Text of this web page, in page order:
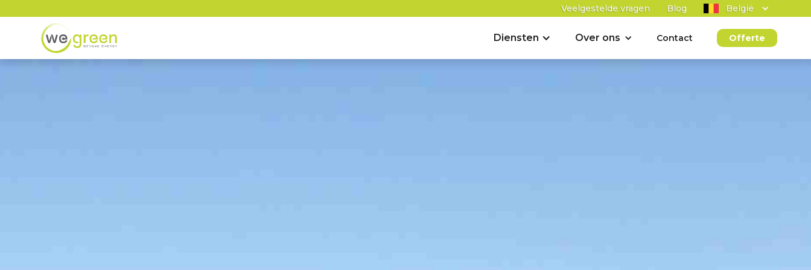
Veelgestelde vragen Blog België
Diensten Over ons Contact Offerte